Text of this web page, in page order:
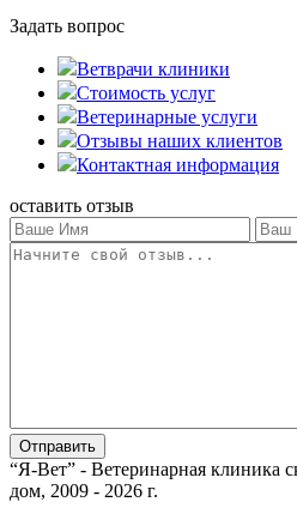
Задать вопрос
Ветврачи клиники
Стоимость услуг
Ветеринарные услуги
Отзывы наших клиентов
Контактная информация
оставить отзыв
“Я-Вет” - Ветеринарная клиника
дом, 2009 - 2026 г.